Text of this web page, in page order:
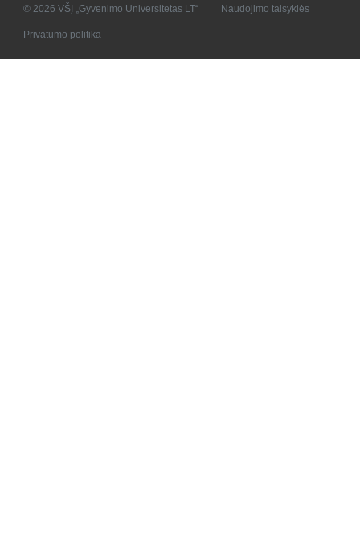
© 2026 VŠĮ „Gyvenimo Universitetas LT“ Naudojimo taisyklės
Privatumo politika